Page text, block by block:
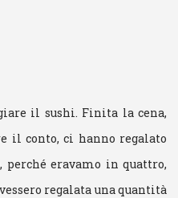
il sushi. Finita la cena,
il conto, ci hanno regalato
eravamo in quattro,
regalata una quantità